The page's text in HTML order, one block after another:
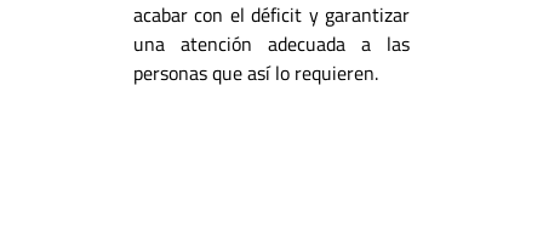
acabar con el déficit y garantizar
una atención adecuada a las
personas que así lo requieren.